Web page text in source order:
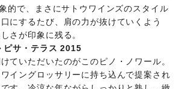
的で、まさにサトウワインズのスタイル
にするたび、肩の力が抜けていくよう
さが印象に残る。
ピサ・テラス 2015
ていただいたのがこのピノ・ノワール。
イングロッサリーに持ち込んで提案され